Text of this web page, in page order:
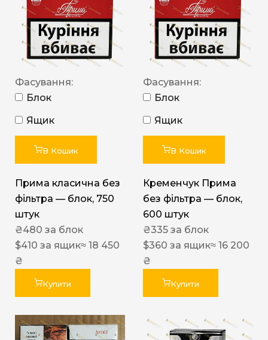
Фасування:
Блок
Ящик
В Кошик
Прима класична без
фільтра — блок, 750
штук
₴480 за блок
$410 за ящик≈ 18 450
₴
Купити
Фасування:
Блок
Ящик
В Кошик
Кременчук Прима
без фільтра — блок,
600 штук
₴335 за блок
$360 за ящик≈ 16 200
₴
Купити